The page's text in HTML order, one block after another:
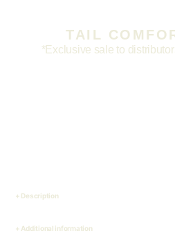
TAIL
*Exclusive sale to
Description
Additional information